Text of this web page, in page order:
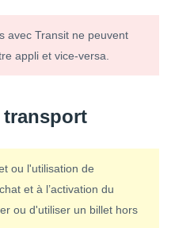
avec Transit ne peuvent
appli et vice-versa.
ou l'utilisation de
et à l’activation du
ou d'utiliser un billet hors